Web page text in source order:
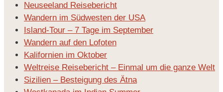
Neuseeland Reisebericht
Wandern im Südwesten der USA
Island-Tour – 7 Tage im September
Wandern auf den Lofoten
Kalifornien im Oktober
Weltreise Reisebericht – Einmal um die ganze Welt
Sizilien – Besteigung des Ätna